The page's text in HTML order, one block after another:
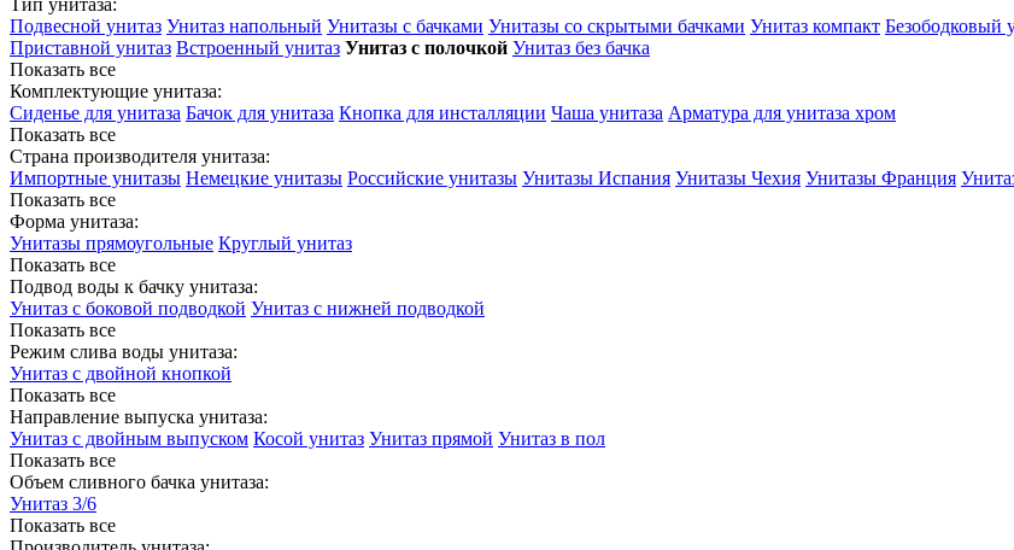
Тип унитаза:
Подвесной унитаз Унитаз напольный Унитазы с бачками Унитазы со скрытыми бачками Унитаз компакт Безободковый
Приставной унитаз Встроенный унитаз Унитаз с полочкой Унитаз без бачка
Показать все
Комплектующие унитаза:
Сиденье для унитаза Бачок для унитаза Кнопка для инсталляции Чаша унитаза Арматура для унитаза хром
Показать все
Страна производителя унитаза:
Импортные унитазы Немецкие унитазы Российские унитазы Унитазы Испания Унитазы Чехия Унитазы Франция
Показать все
Форма унитаза:
Унитазы прямоугольные Круглый унитаз
Показать все
Подвод воды к бачку унитаза:
Унитаз с боковой подводкой Унитаз с нижней подводкой
Показать все
Режим слива воды унитаза:
Унитаз с двойной кнопкой
Показать все
Направление выпуска унитаза:
Унитаз с двойным выпуском Косой унитаз Унитаз прямой Унитаз в пол
Показать все
Объем сливного бачка унитаза:
Унитаз 3/6
Показать все